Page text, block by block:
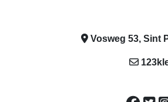
Vosweg 53, Sint